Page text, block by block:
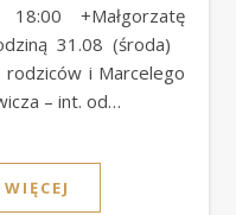
+Małgorzatę
31.08 (środa)
rodziców i Marcelego
– int. od…